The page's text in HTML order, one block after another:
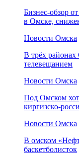
Бизнес-обзор
в Омске,
Новости Омска
В трёх районах
телевещанием
Новости Омска
Под Омском
киргизско-
Новости Омска
В омском
баскетболисток